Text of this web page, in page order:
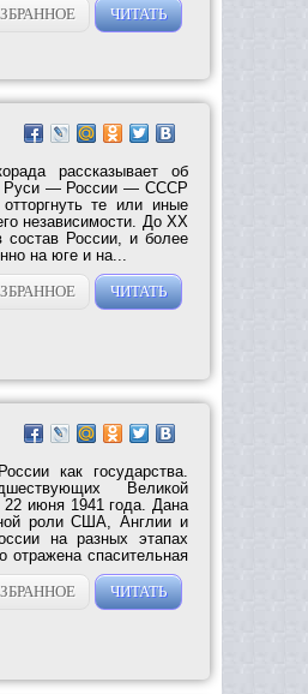
ЧИТАТЬ
рассказывает об
Руси — России — СССР
те или иные
независимости. До XX
состав России, и более
на юге и на...
ЧИТАТЬ
как государства.
Великой
22 июня 1941 года. Дана
роли США, Англии и
на разных этапах
отражена спасительная
ЧИТАТЬ